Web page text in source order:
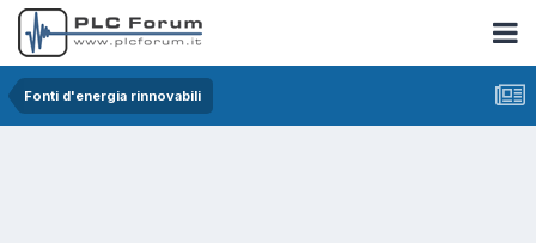
Fonti d'energia rinnovabili